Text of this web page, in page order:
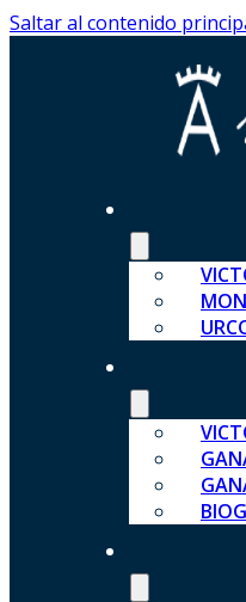
Saltar al contenido